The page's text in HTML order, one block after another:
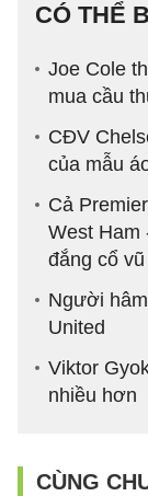
CÓ THỂ
Joe Cole
mua cầu
CĐV
của mẫu
Cả
West Ham
đắng cổ
Người
United
Viktor
nhiều hơn
CÙNG